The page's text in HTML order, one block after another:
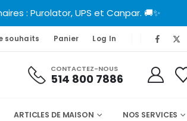
: Purolator, UPS et Canpar. 🚚✨
souhaits Panier Log In
CONTACTEZ-NOUS
514 800 7886
ARTICLES DE MAISON NOS SERVICES